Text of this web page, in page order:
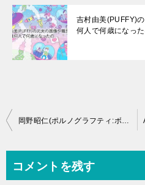
吉村由美(PUFFY)
何人で何歳になっ
投
ビ
岡野昭仁(ポルノグラフティ:ボーカル)の結婚した妻とは？子供はいるの
コメントを残す